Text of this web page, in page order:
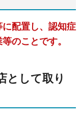
配置し、認知症
のことです。
として取り